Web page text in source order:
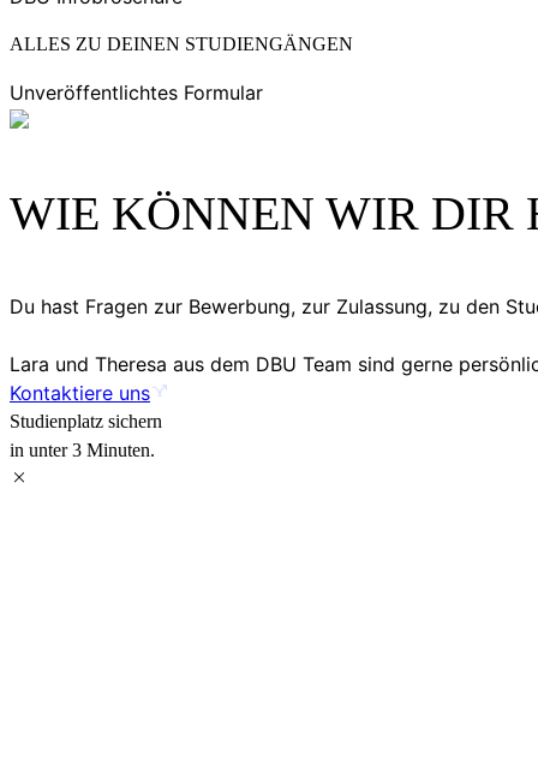
ALLES ZU DEINEN STUDIENGÄNGEN
Unveröffentlichtes Formular
WIE KÖNNEN WIR DIR
Du hast Fragen zur Bewerbung, zur Zulassung, zu den
Lara und Theresa aus dem DBU Team sind gerne
Kontaktiere uns
Studienplatz sichern
in unter 3 Minuten.